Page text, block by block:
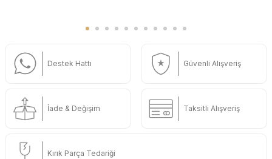
Destek Hattı Güvenli Alışveriş
İade & Değişim Taksitli Alışveriş
Kırık Parça Tedariği